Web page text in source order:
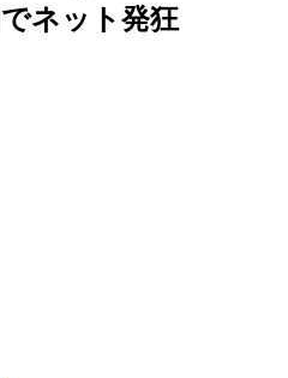
ネット発狂